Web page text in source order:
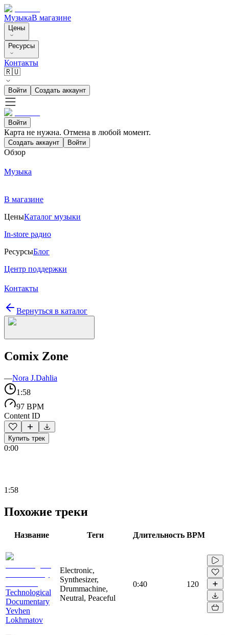
МузыкаВ магазине
Цены
Ресурсы
Контакты
🇷🇺
Войти Создать аккаунт
Войти
Карта не нужна. Отмена в любой момент.
Создать аккаунт Войти
Обзор
Музыка
В магазине
ЦеныКаталог музыки
In-store радио
РесурсыБлог
Центр поддержки
Контакты
Вернуться в каталог
Comix Zone
—Nora J.Dahlia
1:58
97 BPM
Content ID
Купить трек
0:00
1:58
Похожие треки
Название Теги Длительность BPM
Technological
Documentary
Yevhen
Lokhmatov
Electronic,
Synthesizer,
Drummachine,
Neutral, Peaceful
0:40 120